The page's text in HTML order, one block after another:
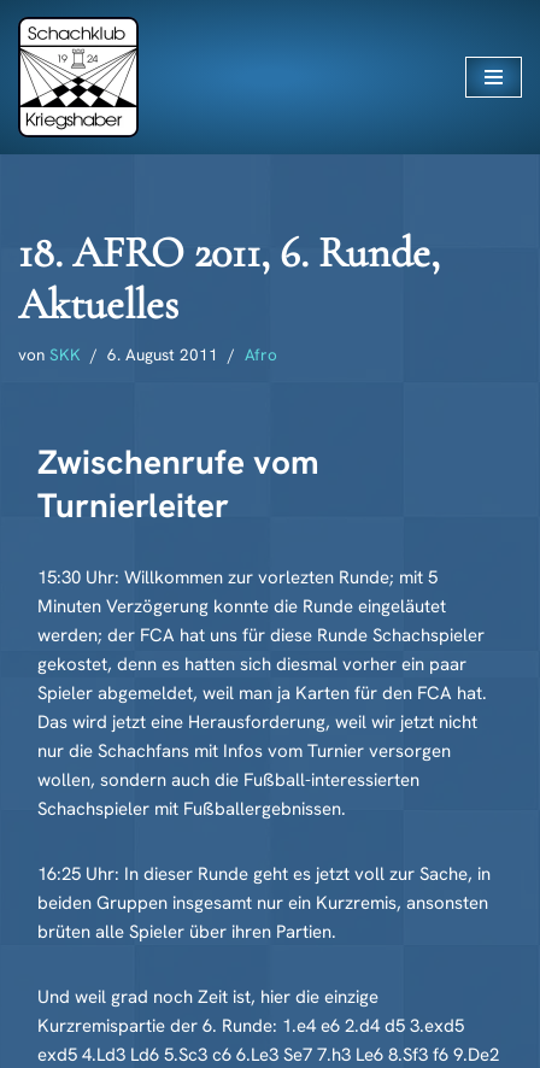
Zum
Inhalt
springen
18. AFRO 2011, 6. Runde,
Aktuelles
von SKK 6. August 2011 Afro
Zwischenrufe vom
Turnierleiter
15:30 Uhr: Willkommen zur vorlezten Runde; mit 5
Minuten Verzögerung konnte die Runde eingeläutet
werden; der FCA hat uns für diese Runde Schachspieler
gekostet, denn es hatten sich diesmal vorher ein paar
Spieler abgemeldet, weil man ja Karten für den FCA hat.
Das wird jetzt eine Herausforderung, weil wir jetzt nicht
nur die Schachfans mit Infos vom Turnier versorgen
wollen, sondern auch die Fußball-interessierten
Schachspieler mit Fußballergebnissen.
16:25 Uhr: In dieser Runde geht es jetzt voll zur Sache, in
beiden Gruppen insgesamt nur ein Kurzremis, ansonsten
brüten alle Spieler über ihren Partien.
Und weil grad noch Zeit ist, hier die einzige
Kurzremispartie der 6. Runde: 1.e4 e6 2.d4 d5 3.exd5
exd5 4.Ld3 Ld6 5.Sc3 c6 6.Le3 Se7 7.h3 Le6 8.Sf3 f6 9.De2